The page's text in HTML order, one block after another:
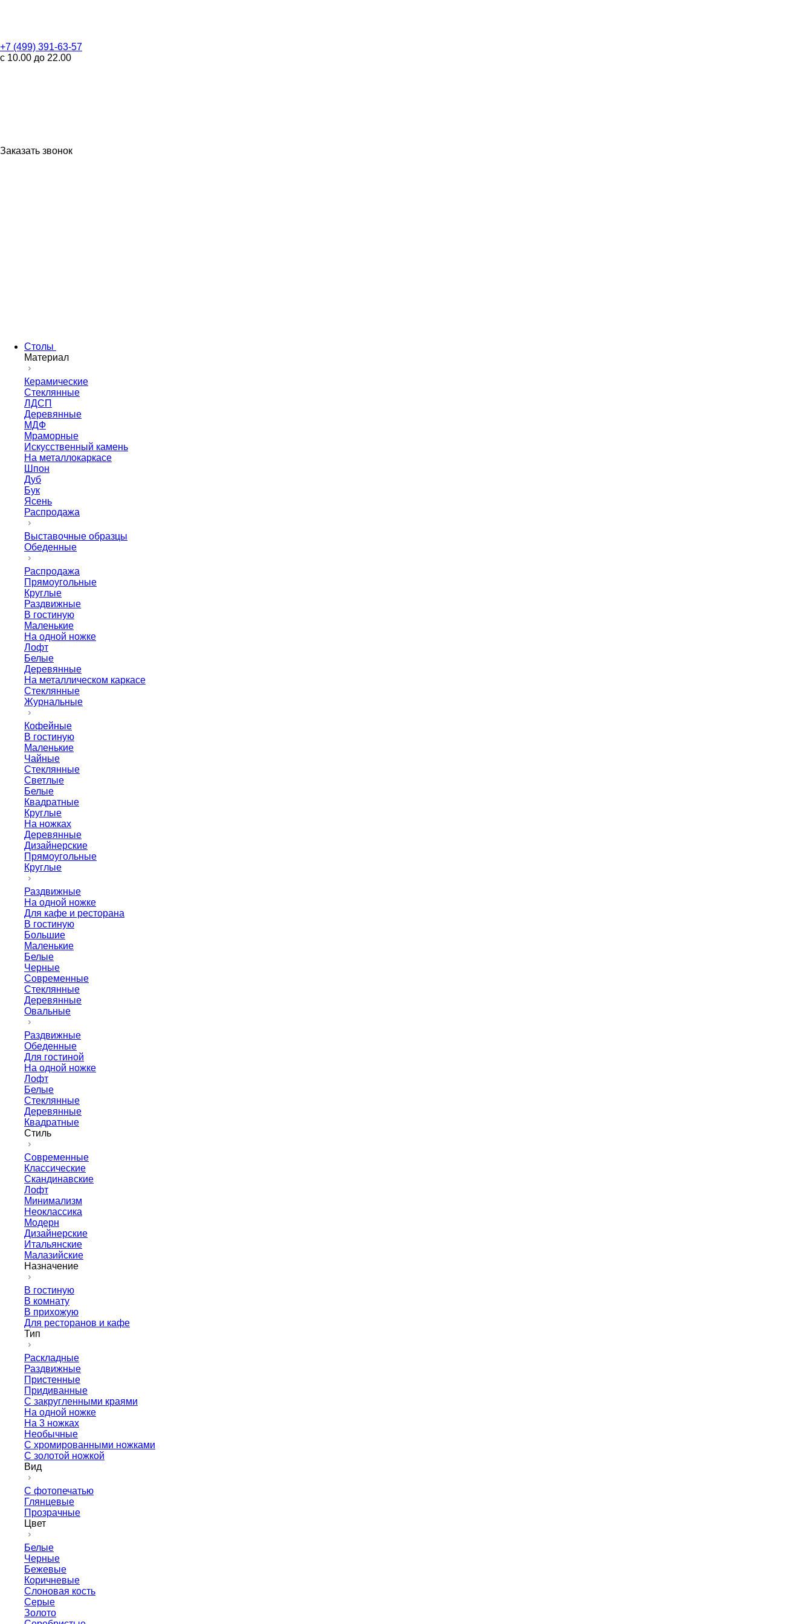
+7 (499) 391-63-57
с 10.00 до 22.00
Заказать звонок
Столы
Материал
Керамические
Стеклянные
ЛДСП
Деревянные
МДФ
Мраморные
Искусственный камень
На металлокаркасе
Шпон
Дуб
Бук
Ясень
Распродажа
Выставочные образцы
Обеденные
Распродажа
Прямоугольные
Круглые
Раздвижные
В гостиную
Маленькие
На одной ножке
Лофт
Белые
Деревянные
На металлическом каркасе
Стеклянные
Журнальные
Кофейные
В гостиную
Маленькие
Чайные
Стеклянные
Светлые
Белые
Квадратные
Круглые
На ножках
Деревянные
Дизайнерские
Прямоугольные
Круглые
Раздвижные
На одной ножке
Для кафе и ресторана
В гостиную
Большие
Маленькие
Белые
Черные
Современные
Стеклянные
Деревянные
Овальные
Раздвижные
Обеденные
Для гостиной
На одной ножке
Лофт
Белые
Стеклянные
Деревянные
Квадратные
Стиль
Современные
Классические
Скандинавские
Лофт
Минимализм
Неоклассика
Модерн
Дизайнерские
Итальянские
Малазийские
Назначение
В гостиную
В комнату
В прихожую
Для ресторанов и кафе
Тип
Раскладные
Раздвижные
Пристенные
Придиванные
С закругленными краями
На одной ножке
На 3 ножках
Необычные
С хромированными ножками
С золотой ножкой
Вид
С фотопечатью
Глянцевые
Прозрачные
Цвет
Белые
Черные
Бежевые
Коричневые
Слоновая кость
Серые
Золото